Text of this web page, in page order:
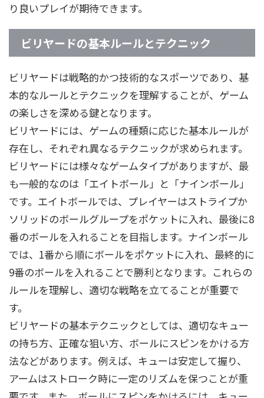
り良いプレイが期待できます。
ビリヤードの基本ルールとテクニック
ビリヤードは戦略的かつ技術的なスポーツであり、基
本的なルールとテクニックを理解することが、ゲーム
の楽しさを深める鍵となります。
ビリヤードには、ゲームの種類に応じた基本ルールが
存在し、それぞれ異なるテクニックが求められます。
ビリヤードには様々なゲームタイプがありますが、最
も一般的なのは「エイトボール」と「ナインボール」
です。エイトボールでは、プレイヤーはストライプか
ソリッドのボールグループをポケットに入れ、最後に8
番のボールを入れることを目指します。ナインボール
では、1番から順にボールをポケットに入れ、最終的に
9番のボールを入れることで勝利となります。これらの
ルールを理解し、適切な戦略を立てることが重要で
す。
ビリヤードの基本テクニックとしては、適切なキュー
の持ち方、正確な狙い方、ボールにスピンをかける方
法などがあります。例えば、キューは安定して握り、
アームはストローク時に一定のリズムを保つことが重